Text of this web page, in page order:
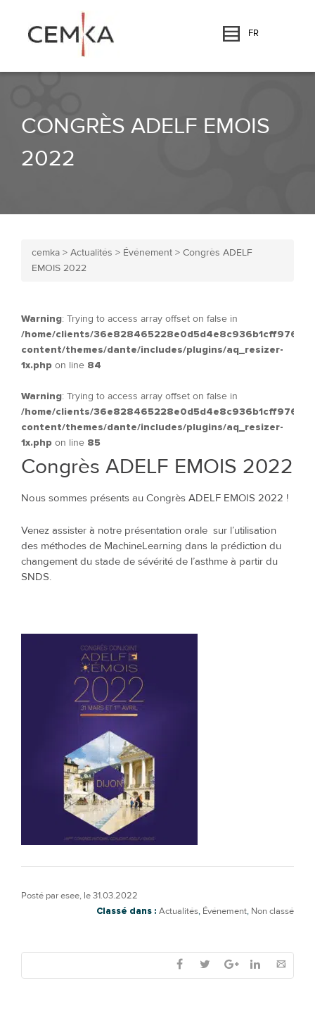
FR
CONGRÈS ADELF EMOIS
2022
cemka > Actualités > Événement > Congrès ADELF
EMOIS 2022
Warning: Trying to access array offset on false in
/home/clients/36e828465228e0d5d4e8c936b1cff976/
content/themes/dante/includes/plugins/aq_resizer-
1x.php on line 84
Warning: Trying to access array offset on false in
/home/clients/36e828465228e0d5d4e8c936b1cff976/
content/themes/dante/includes/plugins/aq_resizer-
1x.php on line 85
Congrès ADELF EMOIS 2022
Nous sommes présents au Congrès ADELF EMOIS 2022 !
Venez assister à notre présentation orale sur l’utilisation
des méthodes de MachineLearning dans la prédiction du
changement du stade de sévérité de l’asthme à partir du
SNDS.
Posté paresee, le31.03.2022
Classé dans : Actualités, Événement, Non classé